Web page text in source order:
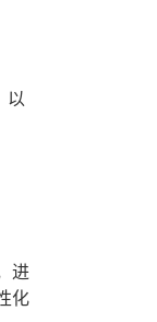
以
进
化